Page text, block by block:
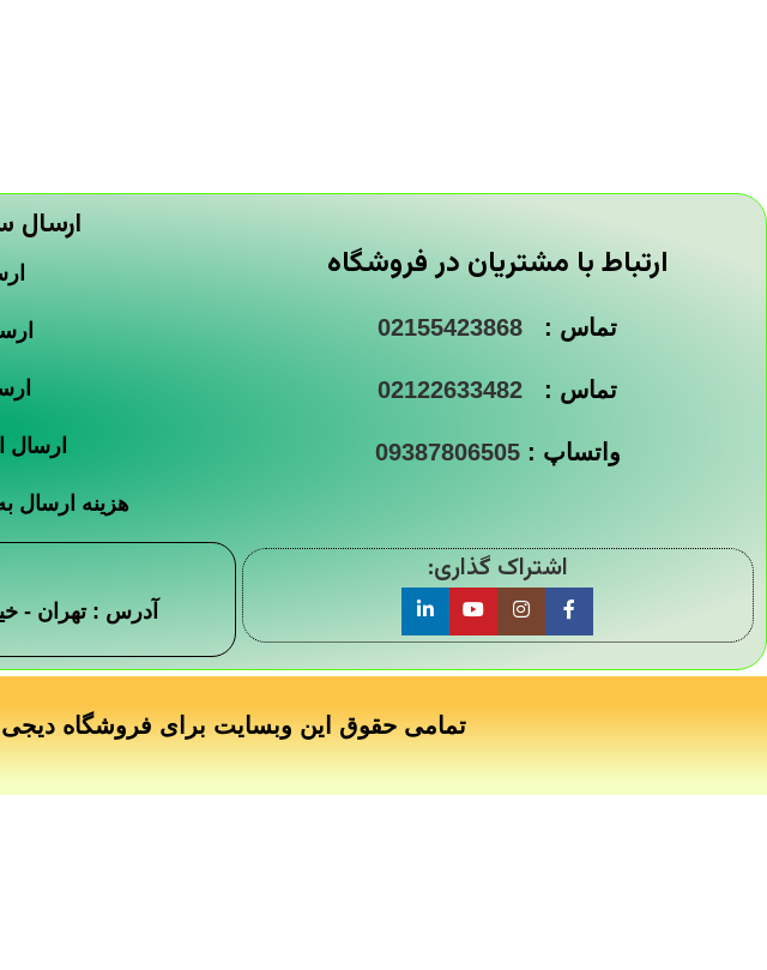
ارتباط با مشتریان در فروشگاه
تماس : 02155423868
تماس : 02122633482
واتساپ :09387806505
ارسال
ارسال
هزینه ارسال
اشتراک گذاری:
آدرس : تهران -
تمامی حقوق این وبسایت برای فروشگاه